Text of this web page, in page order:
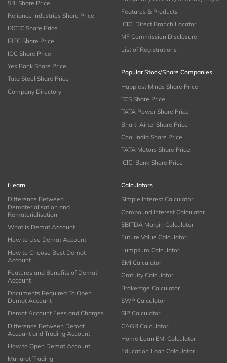
SBI Share Price
Reliance Industries Share Price
IRCTC Share Price
IRFC Share Price
IOC Share Price
Yes Bank Share Price
Tata Steel Share Price
Company Directory
Features & Products
ICICI Direct Branch Locator
MF Commission Disclosure
List of Registrations
Popular Stock/Share Companies
Happiest Minds Share Price
TCS Share Price
TATA Power Share Price
Bharti Airtel Share Price
Coal India Share Price
TATA Motors Share Price
ICICI Bank Share Price
iLearn
Difference Between
Dematerialisation and
Rematerialisation
What is Demat Account
How to Use Demat Account
How to Choose Best Demat
Account
Features and Benefits of Demat
Account
Documents Required To Open
Demat Account
Demat Account Fees and Charges
Difference Between Demat
Account and Trading Account
How to Open Demat Account
Muhurat Trading
Calculators
Simple Interest Calculator
Compound Interest Calculator
EBITDA Margin Calculator
Future Value Calculator
Lumpsum Calculator
EMI Calculator
Gratuity Calculator
Brokerage Calculator
SWP Calculator
SIP Calculator
CAGR Calculator
Home Loan EMI Calculator
Education Loan Calculator